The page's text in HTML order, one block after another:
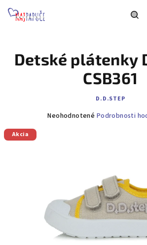
Detské plátenky
CSB361
D.D.STEP
Priemerné
Neohodnotené Podrobnosti
Akcia